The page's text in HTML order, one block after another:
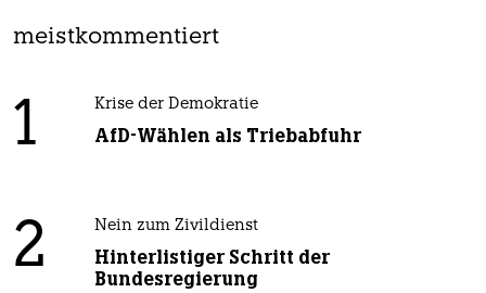
meistkommentiert
1 Krise der Demokratie
AfD-Wählen als Triebabfuhr
2 Nein zum Zivildienst
Hinterlistiger Schritt der
Bundesregierung